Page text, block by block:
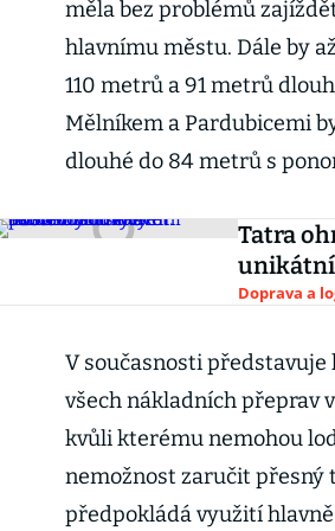
měla bez problémů
hlavnímu městu. Dále by
110 metrů a 91 metrů
Mělníkem a Pardubicemi
dlouhé do 84 metrů s
Tatra
Doprava a
V současnosti
všech nákladních přeprav
kvůli kterému nemohou
nemožnost zaručit přesný
předpokládá využití